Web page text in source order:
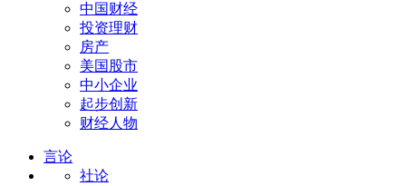
中国财经
投资理财
房产
美国股市
中小企业
起步创新
财经人物
言论
社论